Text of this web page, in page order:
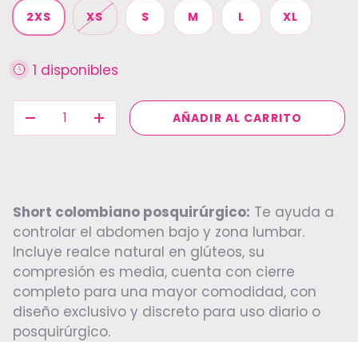
2XS XS S M L XL
1 disponibles
DISMINUIR CANTIDAD
AUMENTAR LA CANTIDAD
AÑADIR AL CARRITO
Short colombiano posquirúrgico: Te ayuda a
controlar el abdomen bajo y zona lumbar.
Incluye realce natural en glúteos, su
compresión es media, cuenta con cierre
completo para una mayor comodidad, con
diseño exclusivo y discreto para uso diario o
posquirúrgico.